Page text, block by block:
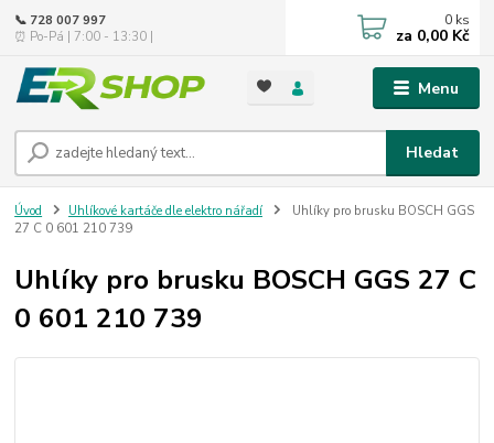
Menu
Hledat
📞 728 007 997
⏰ Po-Pá | 7:00 - 13:30 |
0 ks
za 0,00 Kč
Úvod Uhlíkové kartáče dle elektro nářadí
Uhlíky pro brusku BOSCH GGS
27 C 0 601 210 739
Uhlíky pro brusku BOSCH GGS 27 C
0 601 210 739